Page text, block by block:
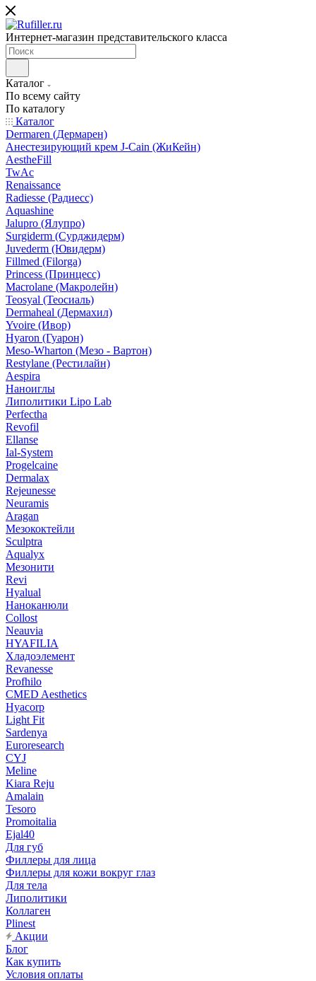
Интернет-магазин представительского класса
Каталог
По всему сайту
По каталогу
Каталог
Dermaren (Дермарен)
Анестезирующий крем J-Cain (ЖиКейн)
AestheFill
TwAc
Renaissance
Radiesse (Радиесс)
Aquashine
Jalupro (Ялупро)
Surgiderm (Сурджидерм)
Juvederm (Ювидерм)
Fillmed (Filorga)
Princess (Принцесс)
Macrolane (Макролейн)
Teosyal (Теосиаль)
Dermaheal (Дермахил)
Yvoire (Ивор)
Hyaron (Гуарон)
Meso-Wharton (Мезо - Вартон)
Restylane (Рестилайн)
Aespira
Наноиглы
Липолитики Lipo Lab
Perfectha
Revofil
Ellanse
Ial-System
Progelcaine
Dermalax
Rejeunesse
Neuramis
Aragan
Мезококтейли
Sculptra
Aqualyx
Мезонити
Revi
Hyalual
Наноканюли
Collost
Neauvia
HYAFILIA
Хладоэлемент
Revanesse
Profhilo
CMED Aesthetics
Hyacorp
Light Fit
Sardenya
Euroresearch
CYJ
Meline
Kiara Reju
Amalain
Tesoro
Promoitalia
Ejal40
Для губ
Филлеры для лица
Филлеры для кожи вокруг глаз
Для тела
Липолитики
Коллаген
Plinest
Акции
Блог
Как купить
Условия оплаты